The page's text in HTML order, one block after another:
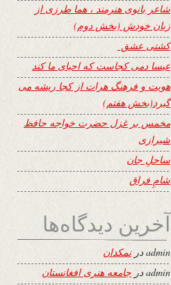
شاعر بانوی هنرمند ، هما طرزی از
زبان خودش (بخش دوم)
کشتی عشق
عیسا دمی کجاست که احیای ما کند
هویت و فرهنگ هرات از کجا ریشه می
گیرد(بخش هفتم)
مخمس بر غزل حضرت خواجه حافظ
شیرازی
ساحلِ جان
شامِ فراق
آخرین دیدگاه‌ها
adminدرنمکدان
adminدر جامعه هنری افغانستان